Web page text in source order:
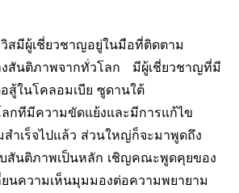
สมีผู้เชี่ยวชาญอยู่ในมือที่ติดตาม
สันติภาพจากทั่วโลก มีผู้เชี่ยวชาญที่มี
สู้ในโคลอมเบีย ซูดานใต้
กทีมีความขัดแย้งและมีการแก้ไข
ำเร็จไปแล้ว ส่วนใหญ่ก็จะมาพูดถึง
สันติภาพเป็นหลัก เชิญคณะพูดคุยของ
ยนความเห็นมุมมองต่อความพยายาม